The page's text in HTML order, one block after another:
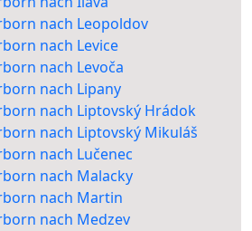
nach Leopoldov
nach Levice
nach Levoča
nach Lipany
nach Liptovský Hrádok
nach Liptovský Mikuláš
nach Lučenec
nach Malacky
nach Martin
nach Medzev